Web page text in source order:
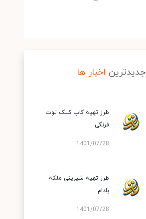
جدیدترین اخبار ها
طرز تهیه کاپ کیک توت
فرنگی
1401/07/28
طرز تهیه شیرینی ملکه
بادام
1401/07/28